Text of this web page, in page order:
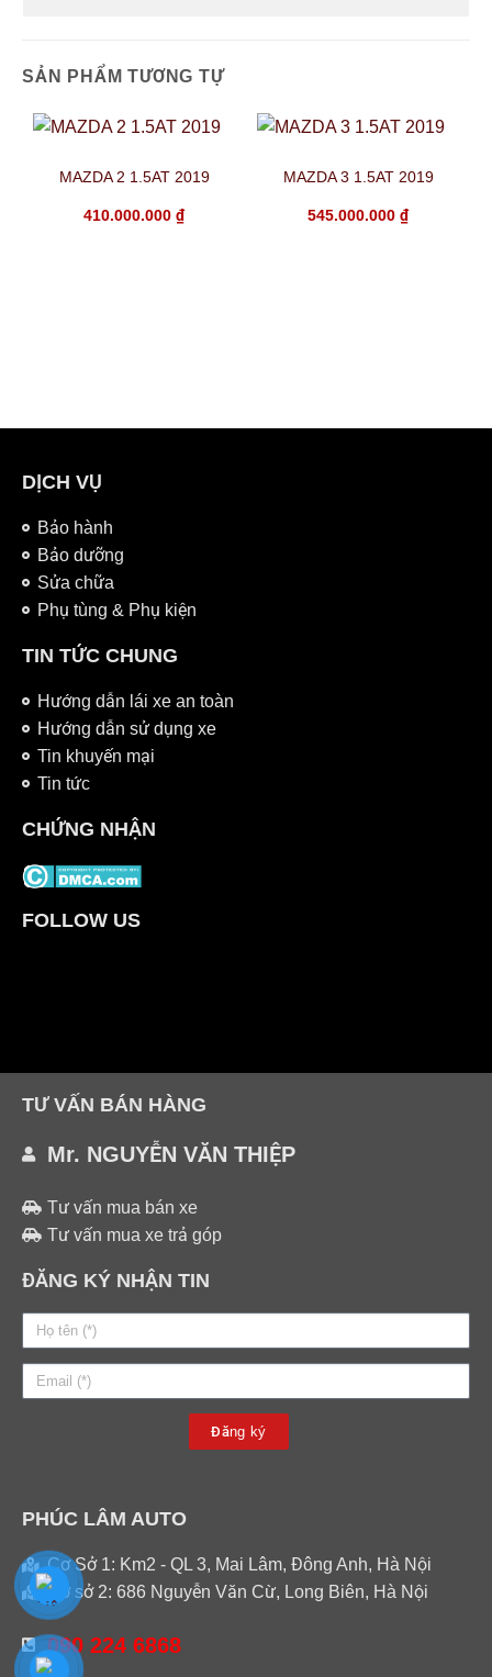
SẢN PHẨM TƯƠNG TỰ
MAZDA 2 1.5AT 2019
410.000.000 ₫
MAZDA 3 1.5AT 2019
545.000.000 ₫
DỊCH VỤ
Bảo hành
Bảo dưỡng
Sửa chữa
Phụ tùng & Phụ kiện
TIN TỨC CHUNG
Hướng dẫn lái xe an toàn
Hướng dẫn sử dụng xe
Tin khuyến mại
Tin tức
CHỨNG NHẬN
FOLLOW US
TƯ VẤN BÁN HÀNG
Mr. NGUYỄN VĂN THIỆP
Tư vấn mua bán xe
Tư vấn mua xe trả góp
ĐĂNG KÝ NHẬN TIN
Đăng ký
PHÚC LÂM AUTO
Cơ Sở 1: Km2 - QL 3, Mai Lâm, Đông Anh, Hà Nội
Cơ sở 2: 686 Nguyễn Văn Cừ, Long Biên, Hà Nội
090 224 6868